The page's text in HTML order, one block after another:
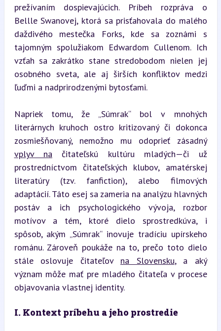
prežívaním dospievajúcich. Príbeh rozpráva o
Bellle Swanovej, ktorá sa prisťahovala do malého
daždivého mestečka Forks, kde sa zoznámi s
tajomným spolužiakom Edwardom Cullenom. Ich
vzťah sa zakrátko stane stredobodom nielen jej
osobného sveta, ale aj širších konfliktov medzi
ľuďmi a nadprirodzenými bytosťami.
Napriek tomu, že „Súmrak“ bol v mnohých
literárnych kruhoch ostro kritizovaný či dokonca
zosmiešňovaný, nemožno mu odoprieť zásadný
vplyv na čitateľskú kultúru mladých—či už
prostredníctvom čitateľských klubov, amatérskej
literatúry (tzv. fanfiction), alebo filmových
adaptácií. Táto esej sa zameria na analýzu hlavných
postáv a ich psychologického vývoja, rozbor
motívov a tém, ktoré dielo sprostredkúva, i
spôsob, akým „Súmrak“ inovuje tradíciu upírskeho
románu. Zároveň poukáže na to, prečo toto dielo
stále oslovuje čitateľov na Slovensku, a aký
význam môže mať pre mladého čitateľa v procese
objavovania vlastnej identity.
I. Kontext príbehu a jeho prostredie